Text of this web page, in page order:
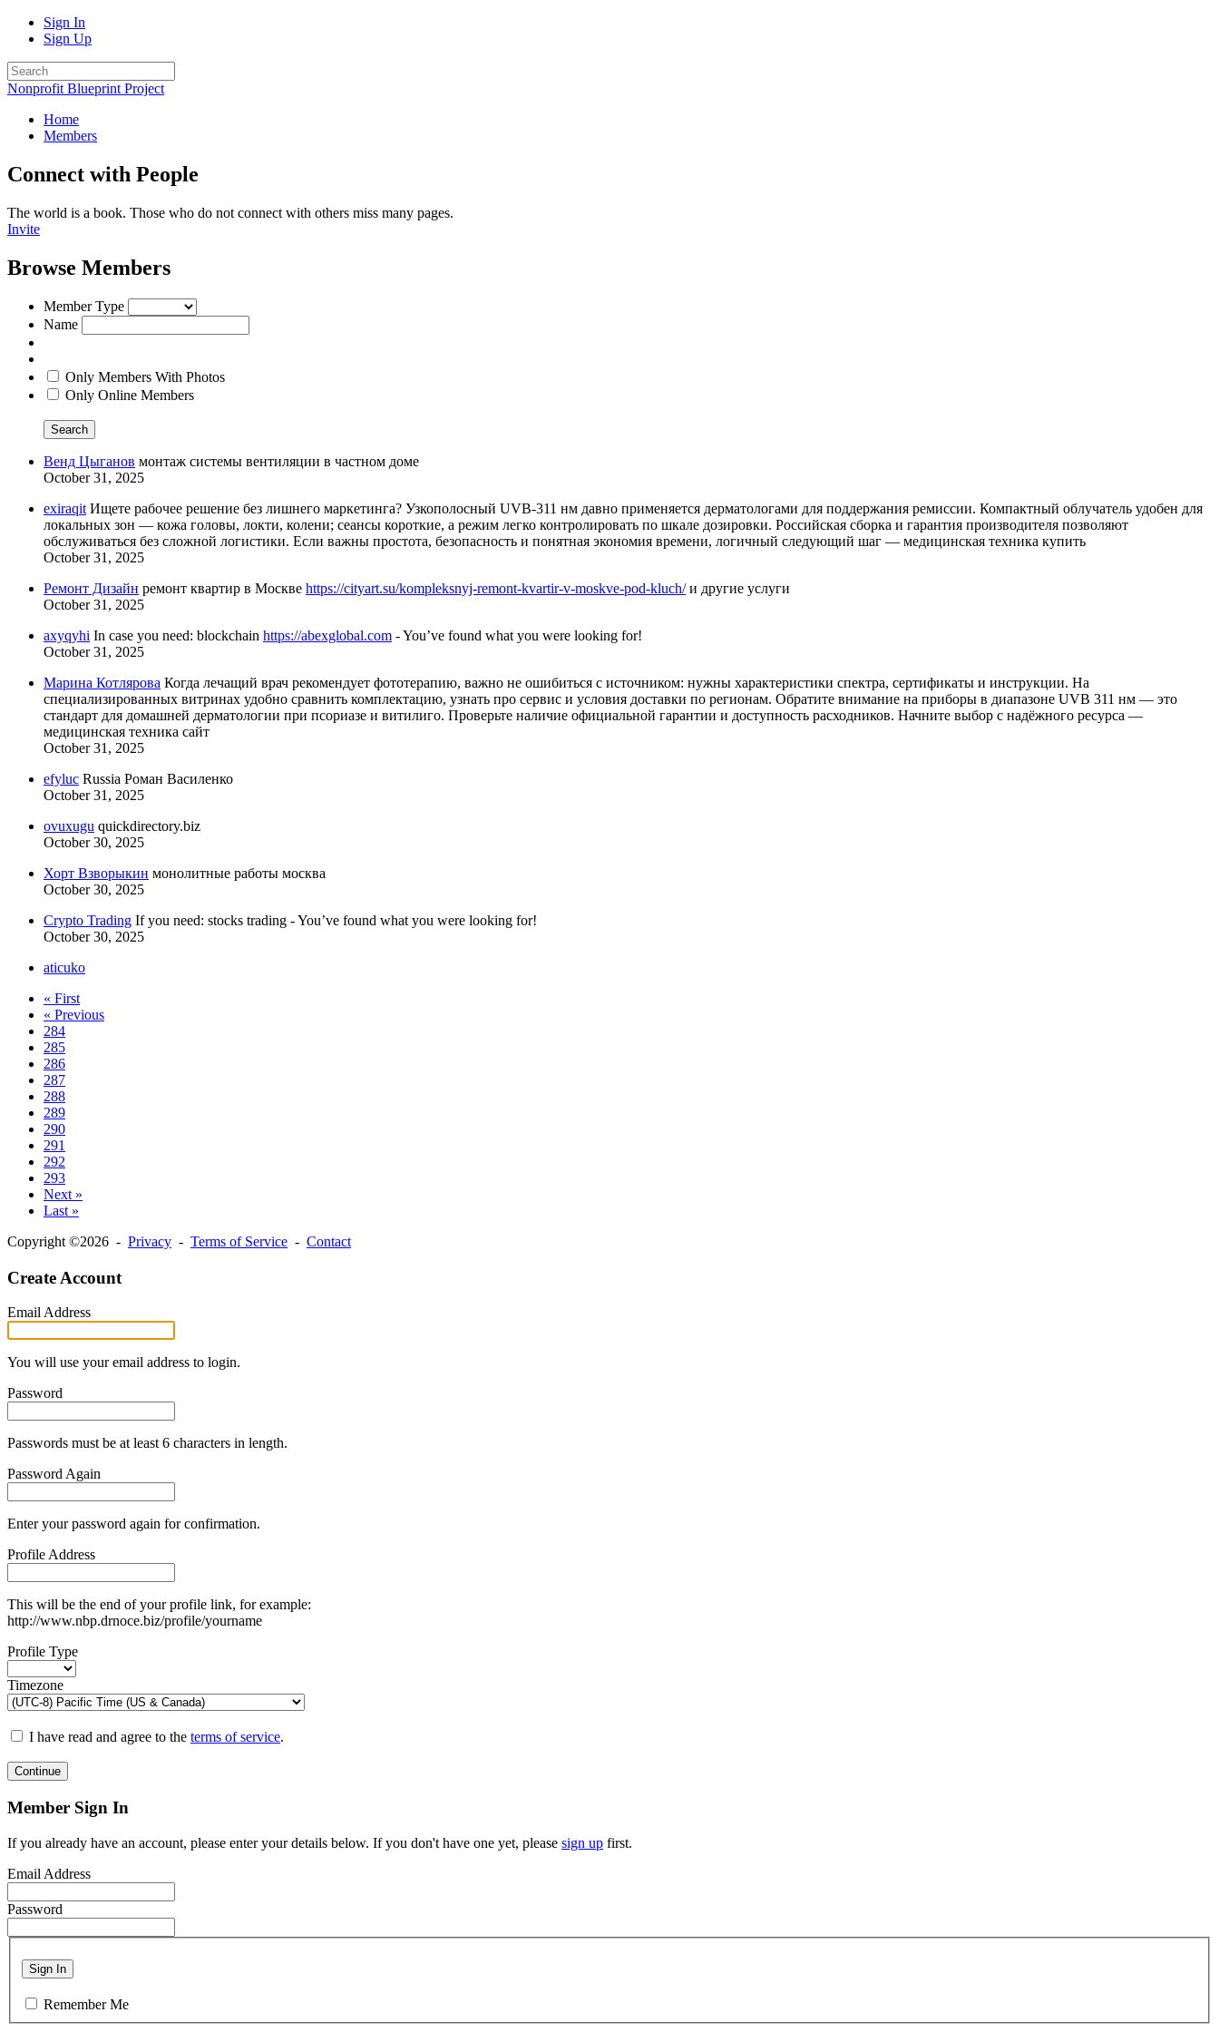
Sign In
Sign Up
Nonprofit Blueprint Project
Home
Members
Connect with People
The world is a book. Those who do not connect with others miss many pages.
Invite
Browse Members
Member Type
Name
Only Members With Photos
Only Online Members
Search
Венд Цыганов монтаж системы вентиляции в частном доме
October 31, 2025
exiraqit Ищете рабочее решение без лишнего маркетинга? Узкополосный UVB-311 нм давно применяется дерматологами для поддержания ремиссии. Компактный облучатель удобен для
локальных зон — кожа головы, локти, колени; сеансы короткие, а режим легко контролировать по шкале дозировки. Российская сборка и гарантия производителя позволяют
обслуживаться без сложной логистики. Если важны простота, безопасность и понятная экономия времени, логичный следующий шаг — медицинская техника купить
October 31, 2025
Ремонт Дизайн ремонт квартир в Москве https://cityart.su/kompleksnyj-remont-kvartir-v-moskve-pod-kluch/и другие услуги
October 31, 2025
axyqyhi In case you need: blockchain https://abexglobal.com - You’ve found what you were looking for!
October 31, 2025
Марина Котлярова Когда лечащий врач рекомендует фототерапию, важно не ошибиться с источником: нужны характеристики спектра, сертификаты и инструкции. На
специализированных витринах удобно сравнить комплектацию, узнать про сервис и условия доставки по регионам. Обратите внимание на приборы в диапазоне UVB 311 нм — это
стандарт для домашней дерматологии при псориазе и витилиго. Проверьте наличие официальной гарантии и доступность расходников. Начните выбор с надёжного ресурса —
медицинская техника сайт
October 31, 2025
efyluc Russia Роман Василенко
October 31, 2025
ovuxugu quickdirectory.biz
October 30, 2025
Хорт Взворыкин монолитные работы москва
October 30, 2025
Crypto Trading If you need: stocks trading - You’ve found what you were looking for!
October 30, 2025
aticuko
« First
« Previous
284
285
286
287
288
289
290
291
292
293
Next »
Last »
Copyright ©2026 - Privacy - Terms of Service - Contact
Create Account
Email Address
You will use your email address to login.
Password
Passwords must be at least 6 characters in length.
Password Again
Enter your password again for confirmation.
Profile Address
This will be the end of your profile link, for example:
http://www.nbp.drnoce.biz/profile/yourname
Profile Type
Timezone
I have read and agree to the terms of service.
Continue
Member Sign In
If you already have an account, please enter your details below. If you don't have one yet, please sign up first.
Email Address
Password
Sign In
Remember Me